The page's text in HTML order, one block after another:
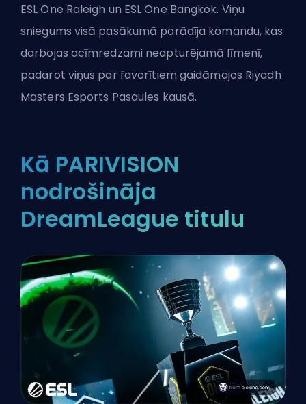
ESL One Raleigh un ESL One Bangkok. Viņu
sniegums visā pasākumā parādīja komandu, kas
darbojas acīmredzami neapturējamā līmenī,
padarot viņus par favorītiem gaidāmajos Riyadh
Masters Esports Pasaules kausā.
Kā PARIVISION
nodrošināja
DreamLeague titulu